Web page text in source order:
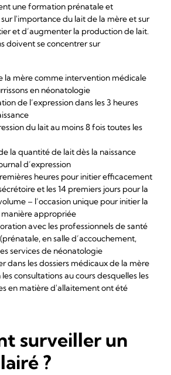
une formation prénatale et
l'importance du lait de la mère et sur
et d’augmenter la production de lait.
doivent se concentrer sur
la mère comme intervention médicale
en néonatologie
de l’expression dans les 3 heures
du lait au moins 8 fois toutes les
la quantité de lait dès la naissance
d’expression
heures pour initier efficacement
et les 14 premiers jours pour la
– l’occasion unique pour initier la
appropriée
avec les professionnels de santé
en salle d’accouchement,
services de néonatologie
dans les dossiers médicaux de la mère
consultations au cours desquelles les
en matière d'allaitement ont été
surveiller un
?